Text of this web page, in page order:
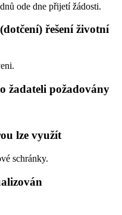
ode dne přijetí žádosti.
řešení životní
žadateli požadovány
lze využít
schránky.